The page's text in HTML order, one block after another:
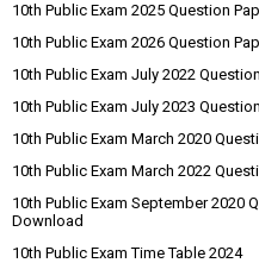
10th Public Exam 2025 Question
10th Public Exam 2026 Question
10th Public Exam July 2022
10th Public Exam July 2023
10th Public Exam March 2020
10th Public Exam March 2022
10th Public Exam September 2020
Download
10th Public Exam Time Table 2024